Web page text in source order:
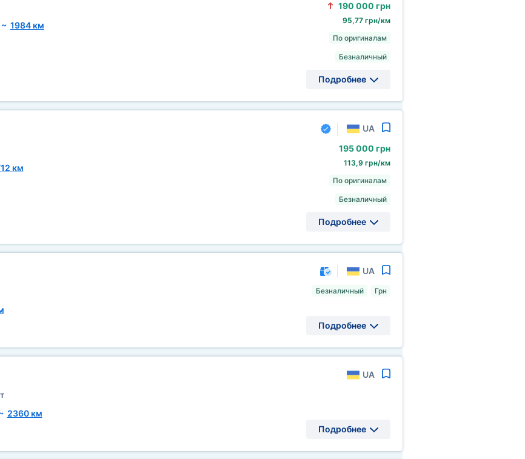
~ 1984 км
190 000 грн
95,77 грн/км
По оригиналам
Безналичный
Подробнее
UA
км
195 000 грн
113,9 грн/км
По оригиналам
Безналичный
Подробнее
UA
Безналичный Грн
Подробнее
UA
2360 км
Подробнее